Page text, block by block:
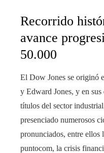
Recorrido
avance
50.000
El Dow Jones se originó
y Edward Jones, y en
títulos del sector
presenciado numerosos
pronunciados, entre ellos
puntocom, la crisis